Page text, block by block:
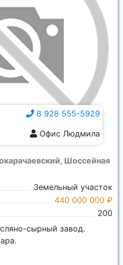
Шоссейная
Земельный участок
440 000 000 ₽
200
8 928 555-5929
Офис Людмила
сырный завод.